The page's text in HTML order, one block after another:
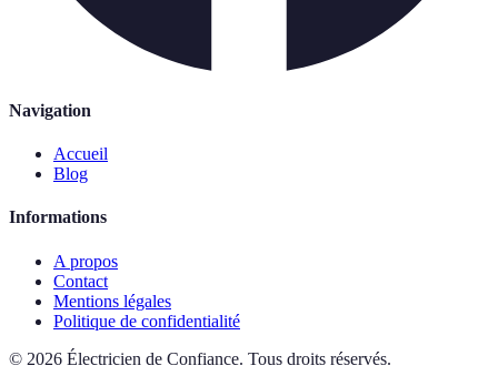
Navigation
Accueil
Blog
Informations
A propos
Contact
Mentions légales
Politique de confidentialité
© 2026 Électricien de Confiance. Tous droits réservés.